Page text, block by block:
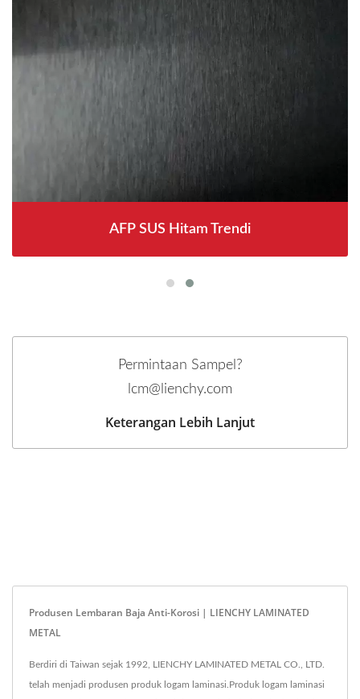
AFP SUS Hitam Trendi
Permintaan Sampel?
lcm@lienchy.com
Keterangan Lebih Lanjut
Produsen Lembaran Baja Anti-Korosi | LIENCHY LAMINATED
METAL
Berdiri di Taiwan sejak 1992, LIENCHY LAMINATED METAL CO., LTD.
telah menjadi produsen produk logam laminasi.Produk logam laminasi